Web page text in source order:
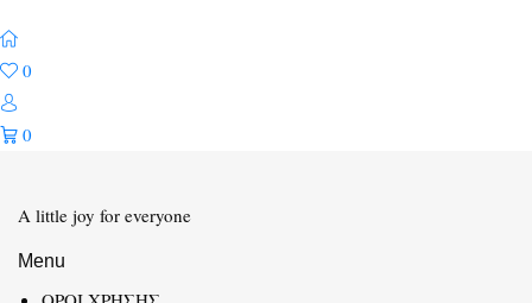
0
0
A little joy for everyone
Menu